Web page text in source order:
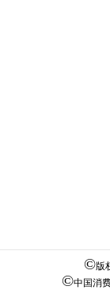
©版
©中国消